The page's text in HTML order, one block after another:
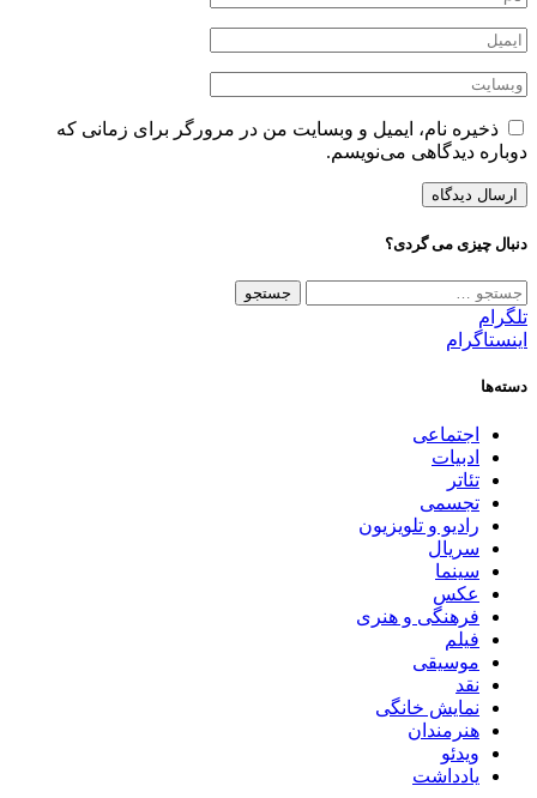
ذخیره نام، ایمیل و وبسایت من در مرورگر برای زمانی که
دوباره دیدگاهی می‌نویسم.
دنبال چیزی می گردی؟
جستجو
برای:
تلگرام
اینستاگرام
دسته‌ها
اجتماعی
ادبیات
تئاتر
تجسمی
رادیو و تلویزیون
سریال
سینما
عکس
فرهنگی و هنری
فیلم
موسیقی
نقد
نمایش خانگی
هنرمندان
ویدئو
یادداشت